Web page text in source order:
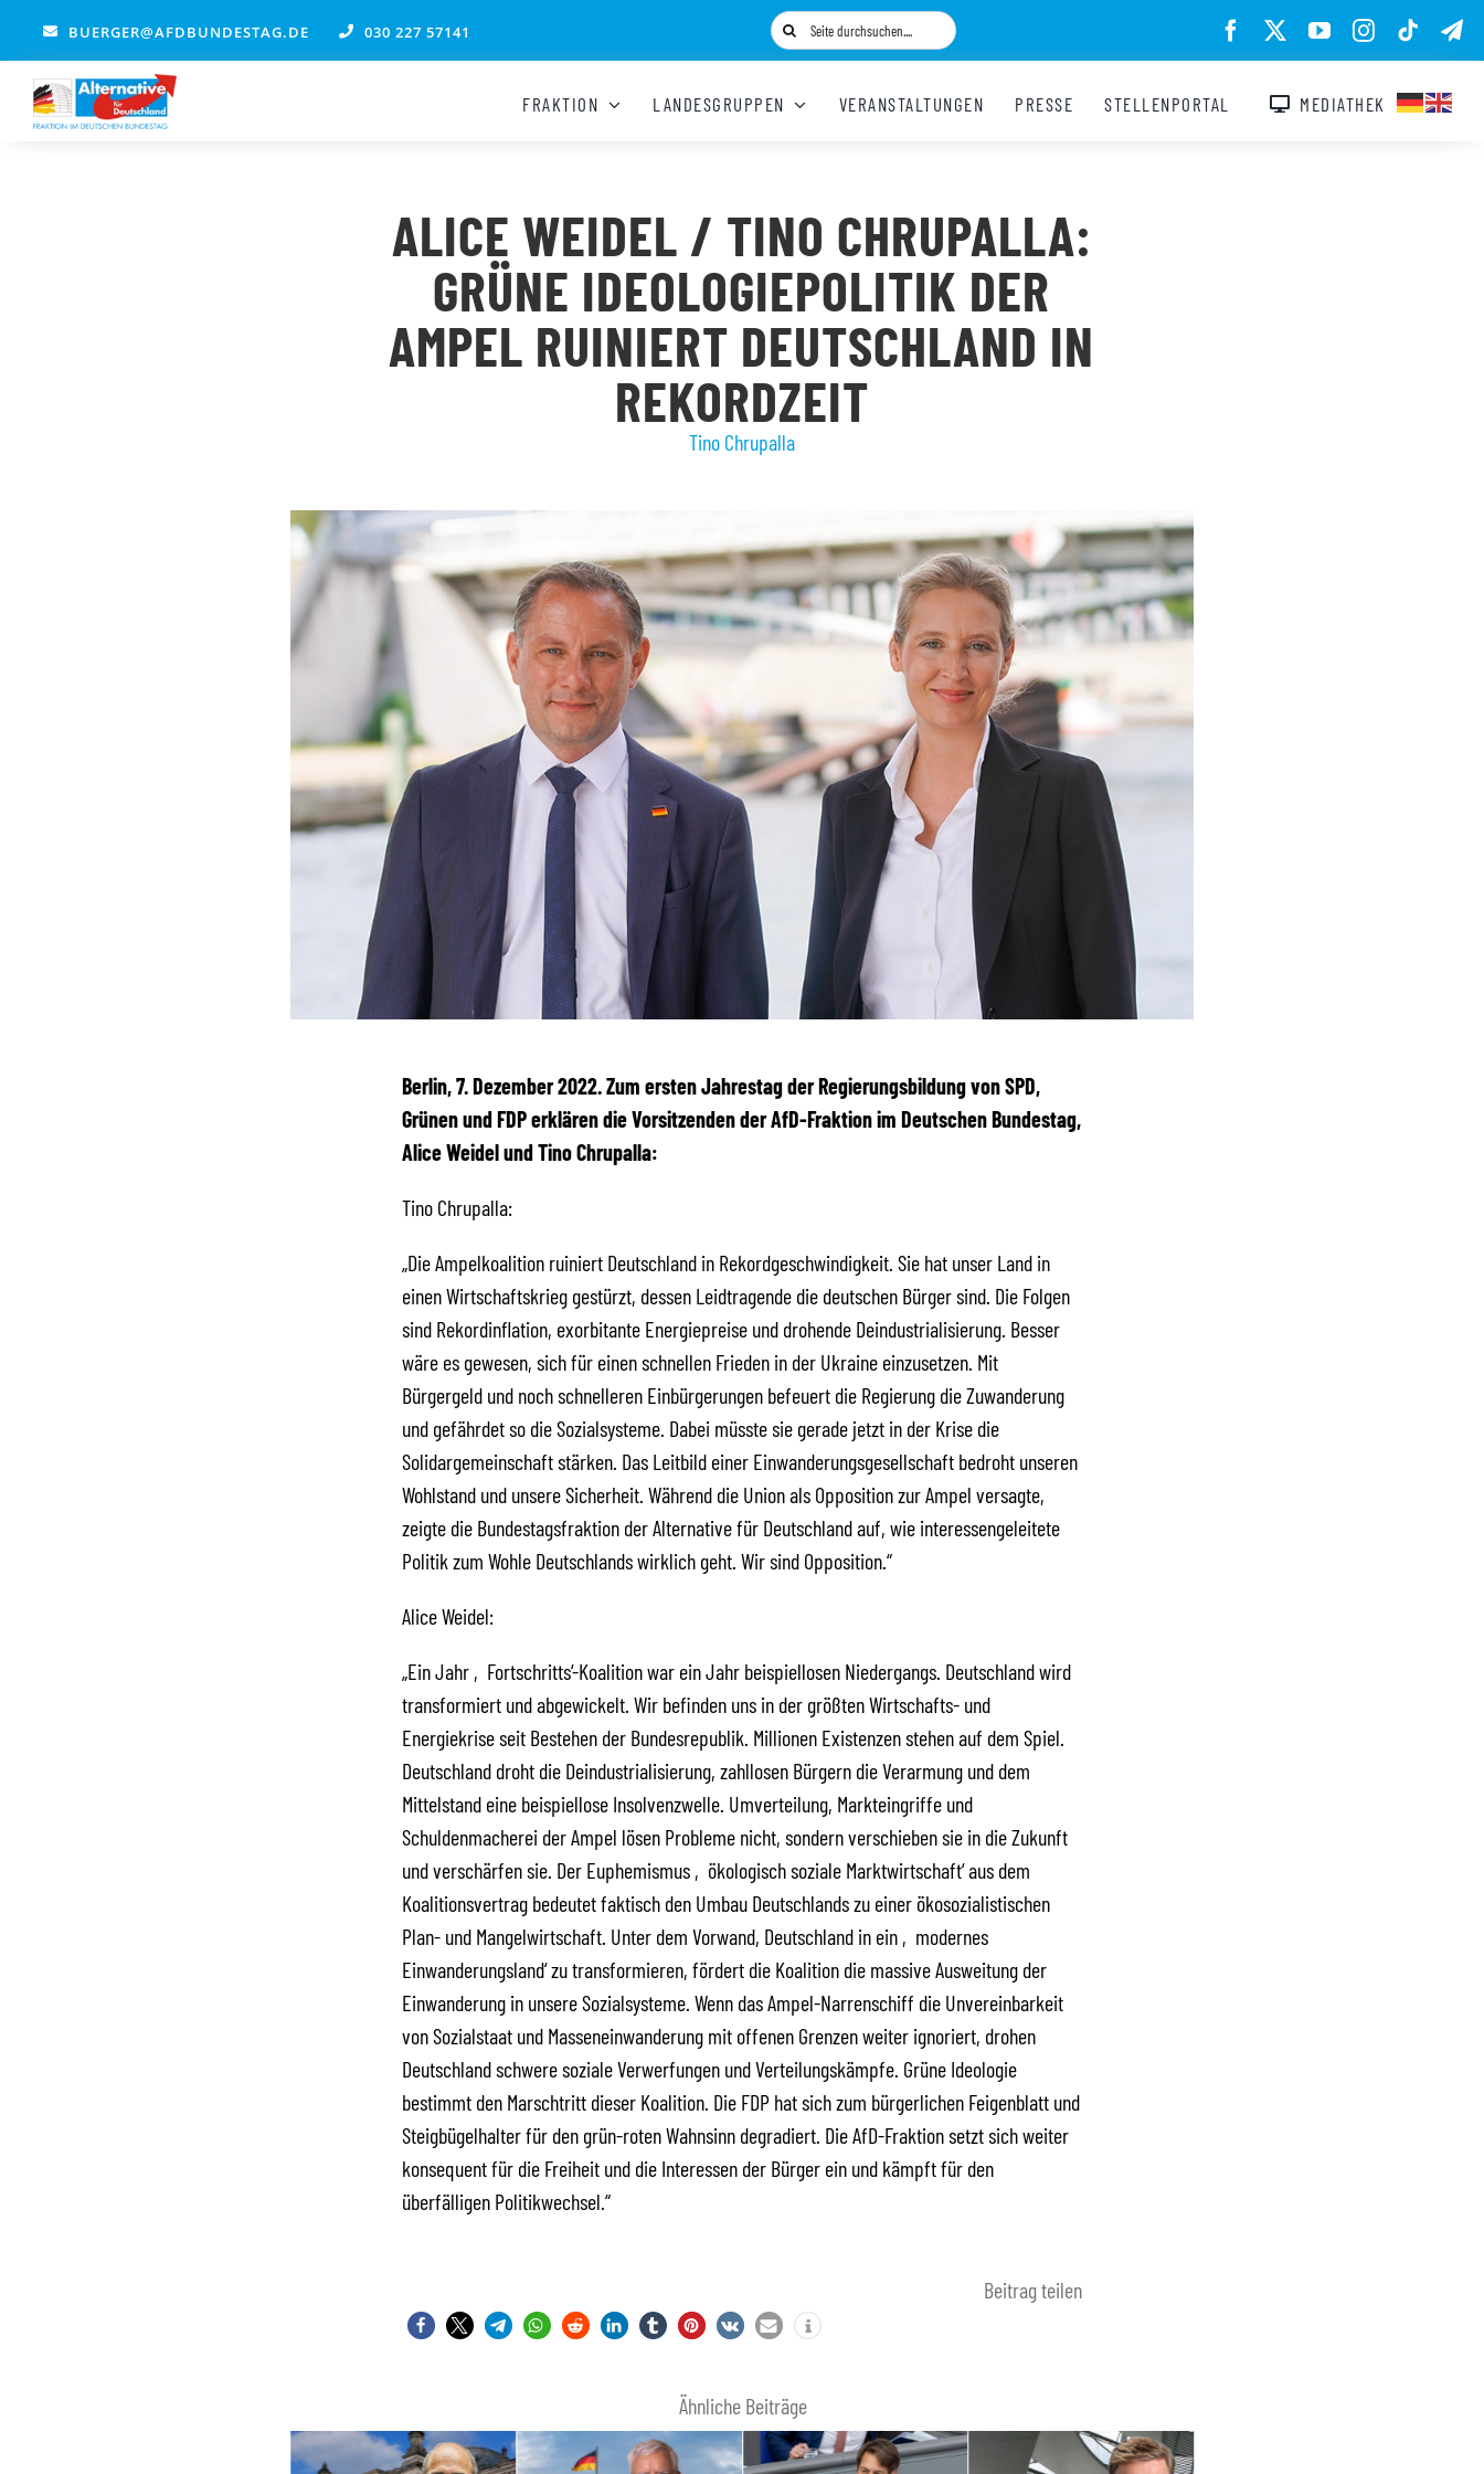
springen
BUERGER@AFDBUNDESTAG.DE 030 227 57141
Suche
nach:
FRAKTION LANDESGRUPPEN VERANSTALTUNGEN PRESSE STELLENPORTAL MEDIATHEK
ALICE WEIDEL / TINO CHRUPALLA:
GRÜNE IDEOLOGIEPOLITIK DER
AMPEL RUINIERT DEUTSCHLAND IN
REKORDZEIT
Tino Chrupalla
Berlin, 7. Dezember 2022.Zum ersten Jahrestag der Regierungsbildung von SPD,
Grünen und FDP erklären die Vorsitzenden der AfD-Fraktion im Deutschen Bundestag,
Alice Weidel und Tino Chrupalla:
Tino Chrupalla:
„Die Ampelkoalition ruiniert Deutschland in Rekordgeschwindigkeit. Sie hat unser Land in
einen Wirtschaftskrieg gestürzt, dessen Leidtragende die deutschen Bürger sind. Die Folgen
sind Rekordinflation, exorbitante Energiepreise und drohende Deindustrialisierung. Besser
wäre es gewesen, sich für einen schnellen Frieden in der Ukraine einzusetzen. Mit
Bürgergeld und noch schnelleren Einbürgerungen befeuert die Regierung die Zuwanderung
und gefährdet so die Sozialsysteme. Dabei müsste sie gerade jetzt in der Krise die
Solidargemeinschaft stärken. Das Leitbild einer Einwanderungsgesellschaft bedroht unseren
Wohlstand und unsere Sicherheit. Während die Union als Opposition zur Ampel versagte,
zeigte die Bundestagsfraktion der Alternative für Deutschland auf, wie interessengeleitete
Politik zum Wohle Deutschlands wirklich geht. Wir sind Opposition.“
Alice Weidel:
„Ein Jahr ‚Fortschritts‘-Koalition war ein Jahr beispiellosen Niedergangs. Deutschland wird
transformiert und abgewickelt. Wir befinden uns in der größten Wirtschafts- und
Energiekrise seit Bestehen der Bundesrepublik. Millionen Existenzen stehen auf dem Spiel.
Deutschland droht die Deindustrialisierung, zahllosen Bürgern die Verarmung und dem
Mittelstand eine beispiellose Insolvenzwelle. Umverteilung, Markteingriffe und
Schuldenmacherei der Ampel lösen Probleme nicht, sondern verschieben sie in die Zukunft
und verschärfen sie. Der Euphemismus ‚ökologisch soziale Marktwirtschaft‘ aus dem
Koalitionsvertrag bedeutet faktisch den Umbau Deutschlands zu einer ökosozialistischen
Plan- und Mangelwirtschaft. Unter dem Vorwand, Deutschland in ein ‚modernes
Einwanderungsland‘ zu transformieren, fördert die Koalition die massive Ausweitung der
Einwanderung in unsere Sozialsysteme. Wenn das Ampel-Narrenschiff die Unvereinbarkeit
von Sozialstaat und Masseneinwanderung mit offenen Grenzen weiter ignoriert, drohen
Deutschland schwere soziale Verwerfungen und Verteilungskämpfe. Grüne Ideologie
bestimmt den Marschtritt dieser Koalition. Die FDP hat sich zum bürgerlichen Feigenblatt und
Steigbügelhalter für den grün-roten Wahnsinn degradiert. Die AfD-Fraktion setzt sich weiter
konsequent für die Freiheit und die Interessen der Bürger ein und kämpft für den
überfälligen Politikwechsel.“
Beitrag teilen
Ähnliche Beiträge